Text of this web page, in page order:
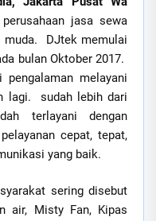
jasa sewa
muda. DJtek memulai
bulan Oktober 2017.
melayani
lagi. sudah lebih dari
terlayani dengan
cepat, tepat,
yang baik.
sering disebut
air, Misty Fan, Kipas